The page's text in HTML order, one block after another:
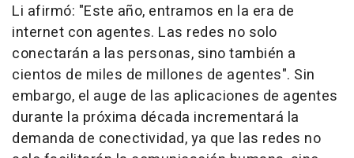
Li afirmó: "Este año, entramos en la era de
internet con agentes. Las redes no solo
conectarán a las personas, sino también a
cientos de miles de millones de agentes". Sin
embargo, el auge de las aplicaciones de agentes
durante la próxima década incrementará la
demanda de conectividad, ya que las redes no